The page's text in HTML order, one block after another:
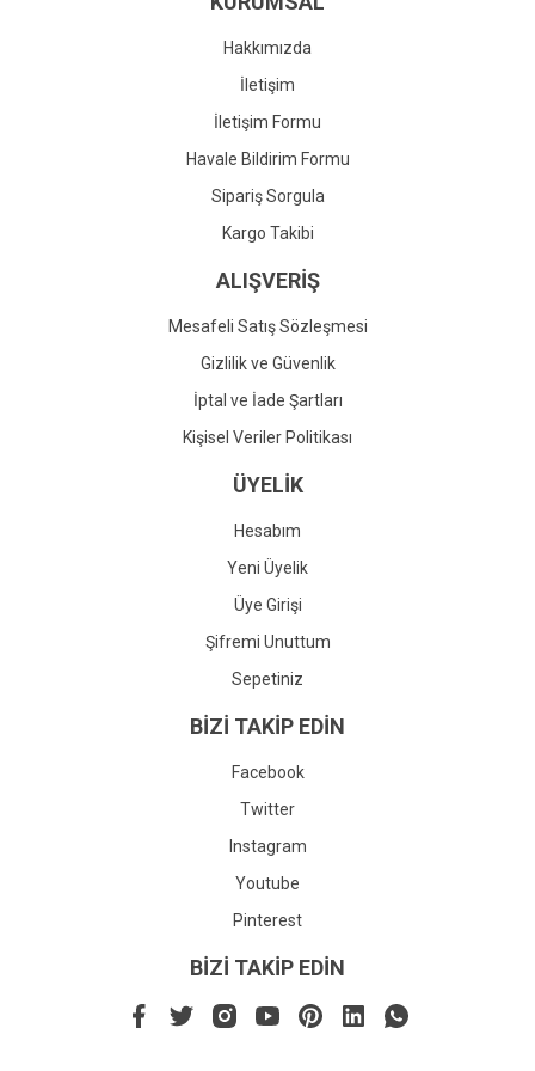
Gönder
Hakkımızda
İletişim
İletişim Formu
Havale Bildirim Formu
Sipariş Sorgula
Kargo Takibi
ALIŞVERİŞ
Mesafeli Satış Sözleşmesi
Gizlilik ve Güvenlik
İptal ve İade Şartları
Kişisel Veriler Politikası
ÜYELİK
Hesabım
Yeni Üyelik
Üye Girişi
Şifremi Unuttum
Sepetiniz
BİZİ TAKİP EDİN
Facebook
Twitter
Instagram
Youtube
Pinterest
BİZİ TAKİP EDİN